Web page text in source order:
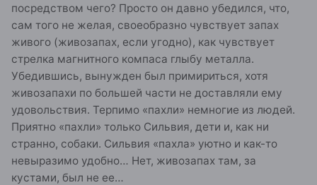
посредством чего? Просто он давно убедился, что,
сам того не желая, своеобразно чувствует запах
живого (живозапах, если угодно), как чувствует
стрелка магнитного компаса глыбу металла.
Убедившись, вынужден был примириться, хотя
живозапахи по большей части не доставляли ему
удовольствия. Терпимо «пахли» немногие из людей.
Приятно «пахли» только Сильвия, дети и, как ни
странно, собаки. Сильвия «пахла» уютно и как-то
невыразимо удобно… Нет, живозапах там, за
кустами, был не ее…